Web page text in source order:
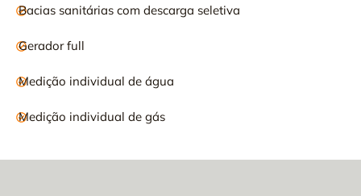
Bacias sanitárias com descarga seletiva
Gerador full
Medição individual de água
Medição individual de gás